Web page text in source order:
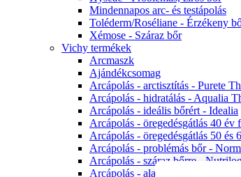
Mindennapos arc- és testápolás
Toléderm/Roséliane - Érzékeny
Xémose - Száraz bőr
Vichy termékek
Arcmaszk
Ajándékcsomag
Arcápolás - arctisztítás - Purete
Arcápolás - hidratálás - Aqualia
Arcápolás - ideális bőrért - Idealia
Arcápolás - öregedésgátlás 40
Arcápolás - öregedésgátlás 50 és
Arcápolás - problémás bőr -
Arcápolás - száraz bőrre -
Arcápolás - alapozók